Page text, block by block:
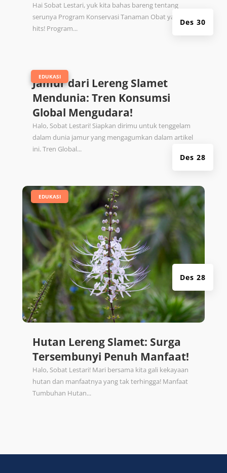
Des 30
Hai Sobat Lestari, yuk kita bahas bareng tentang
serunya Program Konservasi Tanaman Obat yang lagi
hits! Program...
Jamur dari Lereng Slamet
Mendunia: Tren Konsumsi
Global Mengudara!
Des 28
EDUKASI
Halo, Sobat Lestari! Siapkan dirimu untuk tenggelam
dalam dunia jamur yang mengagumkan dalam artikel
ini. Tren Global...
Hutan Lereng Slamet: Surga
Tersembunyi Penuh Manfaat!
Des 28
| EDUKASI
Halo, Sobat Lestari! Mari bersama kita gali kekayaan
hutan dan manfaatnya yang tak terhingga! Manfaat
Tumbuhan Hutan...